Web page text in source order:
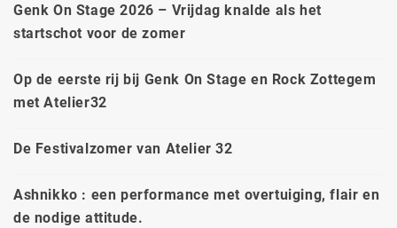
Genk On Stage 2026 – Vrijdag knalde als het
startschot voor de zomer
Op de eerste rij bij Genk On Stage en Rock Zottegem
met Atelier32
De Festivalzomer van Atelier 32
Ashnikko : een performance met overtuiging, flair en
de nodige attitude.